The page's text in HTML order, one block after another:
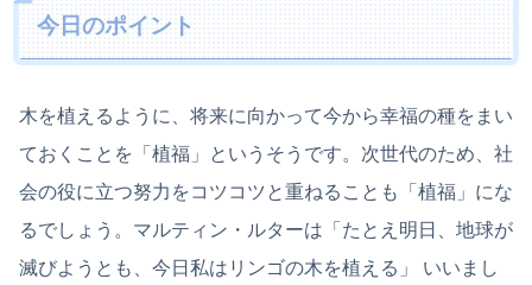
今日のポイント
木を植えるように、将来に向かって今から幸福の種をまい
ておくことを「植福」というそうです。次世代のため、社
会の役に立つ努力をコツコツと重ねることも「植福」にな
るでしょう。マルティン・ルターは「たとえ明日、地球が
滅びようとも、今日私はリンゴの木を植える」 いいまし